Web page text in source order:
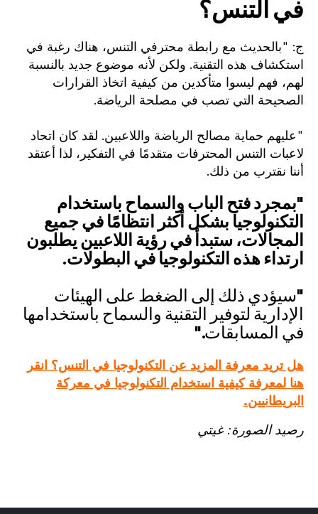
في التنس؟
ج: "بالحديث مع رابطة محترفي التنس، هناك رغبة في
استكشاف هذه التقنية. ولكن لأنه موضوع جديد بالنسبة
لهم، فهم ليسوا متأكدين من كيفية اتخاذ القرارات
الصحيحة التي تصب في مصلحة الرياضة.
"عليهم حماية مصالح الرياضة واللاعبين. لقد كان اتحاد
لاعبات التنس المحترفات متقدمًا في التفكير، لذا أعتقد
أننا نقترب من ذلك.
"بمجرد فتح الباب والسماح باستخدام
التكنولوجيا بشكل أكثر انتظامًا في جميع
المجالات، ستبدأ في رؤية اللاعبين يطلبون
ارتداء هذه التكنولوجيا في البطولات.
"سيؤدي ذلك إلى الضغط على الهيئات
الإدارية لتوفير التقنية والسماح باستخدامها
في المسابقات."
هل تريد معرفة المزيد عن التكنولوجيا في التنس؟ انقر
هنا لمعرفة كيفية استخدام التكنولوجيا في معركة
البريطانيين.
رصيد الصورة: غيتي